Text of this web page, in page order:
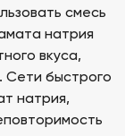
смесь
натрия
вкуса,
Сети быстрого
натрия,